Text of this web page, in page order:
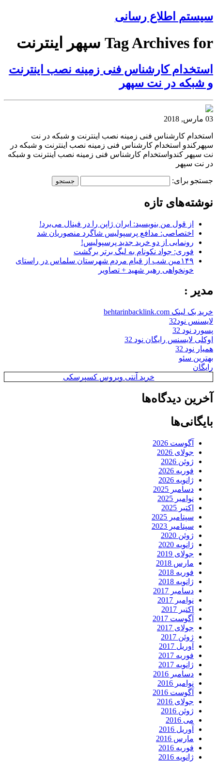
سیستم اطلاع رسانی
Tag Archives for سپهر اینترنت
استخدام کارشناس فنی زمینه نصب اینترنت
و شبکه در نت سپهر
03 مارس, 2018
استخدام کارشناس فنی زمینه نصب اینترنت و شبکه در نت
سپهرکندو استخدام کارشناس فنی زمینه نصب اینترنت و شبکه در
نت سپهر کندواستخدام کارشناس فنی زمینه نصب اینترنت و شبکه
در نت سپهر
جستجو برای:
نوشته‌های تازه
از قول من بنویسید: ایران ژاپن را در فینال می‌برد!
اختصاصی: مدافع پرسپولیس شاگرد منصوریان شد
رونمایی از دو خرید جدید پرسپولیس!
فوری: جواد نکونام به لیگ برتر برگشت
۱۴۹مین شب از قیام مردم شهرستان سلماس در راستای
خونخواهی رهبر شهید + تصاویر
مدیر :
خرید بک لینک behtarinbacklink.com
لایسنس نود32
پسورد نود 32
اوکلی لایسنس رایگان نود 32
همیار نود 32
بهترین سئو
رایگان
خرید آنتی ویروس کسپرسکی
آخرین دیدگاه‌ها
بایگانی‌ها
آگوست 2026
جولای 2026
ژوئن 2026
فوریه 2026
ژانویه 2026
دسامبر 2025
نوامبر 2025
اکتبر 2025
سپتامبر 2025
سپتامبر 2023
ژوئن 2020
ژانویه 2020
جولای 2019
مارس 2018
فوریه 2018
ژانویه 2018
دسامبر 2017
نوامبر 2017
اکتبر 2017
آگوست 2017
جولای 2017
ژوئن 2017
آوریل 2017
فوریه 2017
ژانویه 2017
دسامبر 2016
نوامبر 2016
آگوست 2016
جولای 2016
ژوئن 2016
می 2016
آوریل 2016
مارس 2016
فوریه 2016
ژانویه 2016